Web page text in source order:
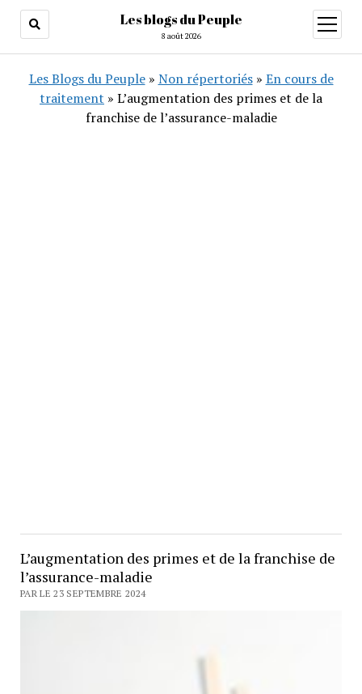
Les blogs du Peuple
8 août 2026
ouvrir
menu
Les Blogs du Peuple» Non répertoriés» En cours de
traitement » L’augmentation des primes et de la
franchise de l’assurance-maladie
L’augmentation des primes et de la franchise de
l’assurance-maladie
PAR LE 23 SEPTEMBRE 2024